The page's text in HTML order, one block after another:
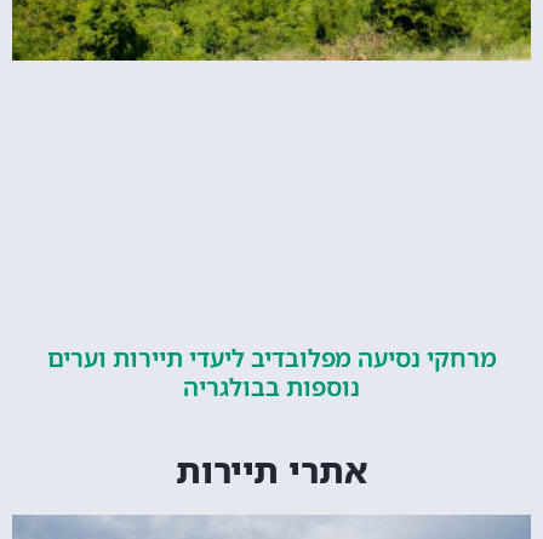
נסיעה מפלובדיב ליעדי תיירות וערים
נוספות בבולגריה
אתרי תיירות